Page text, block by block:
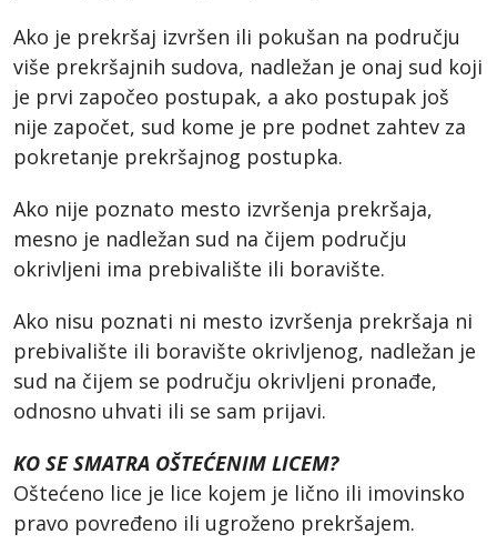
Ako je prekršaj izvršen ili pokušan na području
više prekršajnih sudova, nadležan je onaj sud koji
je prvi započeo postupak, a ako postupak još
nije započet, sud kome je pre podnet zahtev za
pokretanje prekršajnog postupka.
Ako nije poznato mesto izvršenja prekršaja,
mesno je nadležan sud na čijem području
okrivljeni ima prebivalište ili boravište.
Ako nisu poznati ni mesto izvršenja prekršaja ni
prebivalište ili boravište okrivljenog, nadležan je
sud na čijem se području okrivljeni pronađe,
odnosno uhvati ili se sam prijavi.
KO SE SMATRA OŠTEĆENIM LICEM?
Oštećeno lice je lice kojem je lično ili imovinsko
pravo povređeno ili ugroženo prekršajem.